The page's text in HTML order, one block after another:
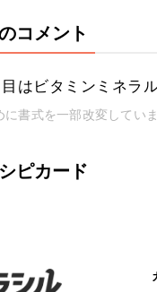
コメント
はビタミンミネラ
書式を一部改変していま
ピカード